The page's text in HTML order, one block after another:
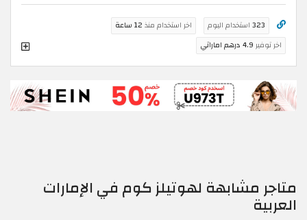
323 استخدام اليوم اخر استخدام منذ 12 ساعة
اخر توفير 4.9 درهم اماراتي
متاجر مشابهة لهوتيلز كوم في الإمارات
العربية